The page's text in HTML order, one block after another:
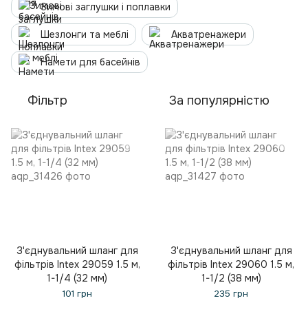
Зимові заглушки і поплавки
Шезлонги та меблі Акватренажери
Намети для басейнів
Фільтр За популярністю
З'єднувальний шланг для
фільтрів Intex 29059 1.5 м,
1-1/4 (32 мм)
101 грн
З'єднувальний шланг для
фільтрів Intex 29060 1.5 м,
1-1/2 (38 мм)
235 грн